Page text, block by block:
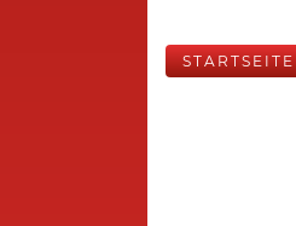
STARTSEITE